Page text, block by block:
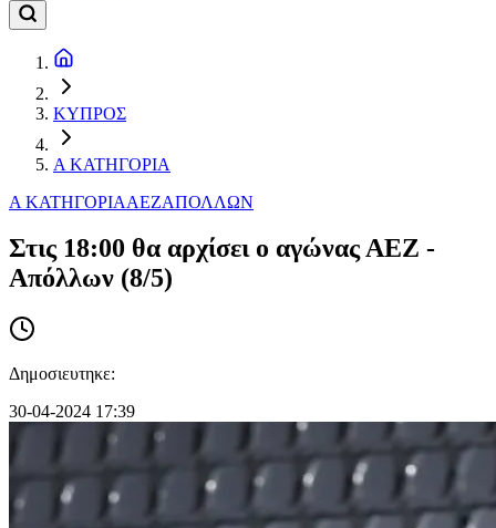
ΚΥΠΡΟΣ
Α ΚΑΤΗΓΟΡΙΑ
Α ΚΑΤΗΓΟΡΙΑAEZΑΠΟΛΛΩΝ
Στις 18:00 θα αρχίσει ο αγώνας ΑΕΖ -
Απόλλων (8/5)
Δημοσιευτηκε:
30-04-2024 17:39